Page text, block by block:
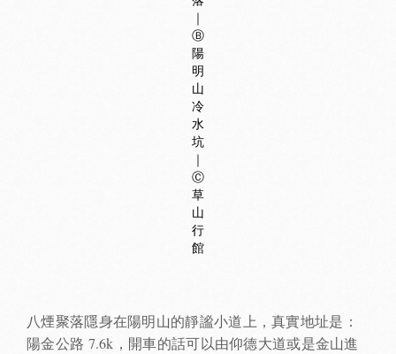
｜
Ⓑ
陽
明
山
冷
水
坑
｜
Ⓒ
草
山
行
館
八煙聚落隱身在陽明山的靜謐小道上，真實地址是：
陽金公路 7.6k，開車的話可以由仰德大道或是金山進